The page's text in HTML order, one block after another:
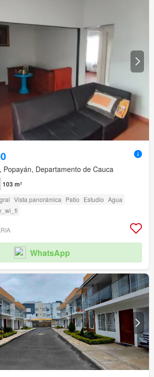
Popayán, Departamento de Cauca
103 m²
Vista panorámica Patio Estudio Agua
WhatsApp